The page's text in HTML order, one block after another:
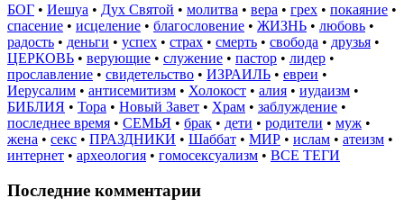
БОГ • Иешуа • Дух Святой • молитва • вера • грех • покаяние •
спасение • исцеление • благословение • ЖИЗНЬ • любовь •
радость • деньги • успех • страх • смерть • свобода • друзья •
ЦЕРКОВЬ • верующие • служение • пастор • лидер •
прославление • свидетельство • ИЗРАИЛЬ • евреи •
Иерусалим • антисемитизм • Холокост • алия • иудаизм •
БИБЛИЯ • Тора • Новый Завет • Храм • заблуждение •
последнее время • СЕМЬЯ • брак • дети • родители • муж •
жена • секс • ПРАЗДНИКИ • Шаббат • МИР • ислам • атеизм •
интернет • археология • гомосексуализм • ВСЕ ТЕГИ
Последние комментарии